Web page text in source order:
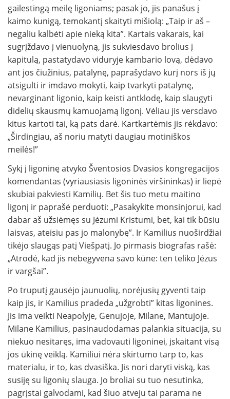
gailestingą meilę ligoniams; pasak jo, jis panašus į
kaimo kunigą, temokantį skaityti mišiolą: „Taip ir aš –
negaliu kalbėti apie nieką kita”. Kartais vakarais, kai
sugrįždavo į vienuolyną, jis sukviesdavo brolius į
kapitulą, pastatydavo viduryje kambario lovą, dėdavo
ant jos čiužinius, patalynę, paprašydavo kurį nors iš jų
atsigulti ir imdavo mokyti, kaip tvarkyti patalynę,
nevarginant ligonio, kaip keisti antklodę, kaip slaugyti
didelių skausmų kamuojamą ligonį. Vėliau jis versdavo
kitus kartoti tai, ką pats darė. Kartkartėmis jis rėkdavo:
„Širdingiau, aš noriu matyti daugiau motiniškos
meilės!”
Sykį į ligoninę atvyko Šventosios Dvasios kongregacijos
komendantas (vyriausiasis ligoninės viršininkas) ir liepė
skubiai pakviesti Kamilių. Bet šis tuo metu maitino
ligonį ir paprašė perduoti: „Pasakykite monsinjorui, kad
dabar aš užsiėmęs su Jėzumi Kristumi, bet, kai tik būsiu
laisvas, ateisiu pas jo malonybę”. Ir Kamilius nuoširdžiai
tikėjo slaugąs patį Viešpatį. Jo pirmasis biografas rašė:
„Atrodė, kad jis nebegyvena savo kūne: ten teliko Jėzus
ir vargšai”.
Po truputį gausėjo jaunuolių, norėjusių gyventi taip
kaip jis, ir Kamilius pradeda „užgrobti” kitas ligonines.
Jis ima veikti Neapolyje, Genujoje, Milane, Mantujoje.
Milane Kamilius, pasinaudodamas palankia situacija, su
niekuo nesitaręs, ima vadovauti ligoninei, įskaitant visą
jos ūkinę veiklą. Kamiliui nėra skirtumo tarp to, kas
materialu, ir to, kas dvasiška. Jis nori daryti viską, kas
susiję su ligonių slauga. Jo broliai su tuo nesutinka,
pagrįstai galvodami, kad šiuo atveju tai parama ne